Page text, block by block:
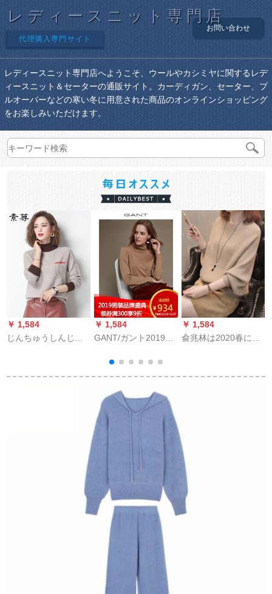
レディースニット専門店
代理購入専門サイト
お問い合わせ
レディースニット専門店へようこそ、ウールやカシミヤに関するレデ
ィースニット＆セーターの通販サイト。カーディガン、セーター、プ
ルオーバーなどの寒い冬に用意された商品のオンラインショッピング
をお楽しみいただけます。
￥ 1,584
じんちゅうしんじん
ネティック女子秋冬
￥ 1,584
GANT/ガント2019秋
lakuda色-213 M
￥ 1,584
兪兆林は2020春に新
外に付けられたアス